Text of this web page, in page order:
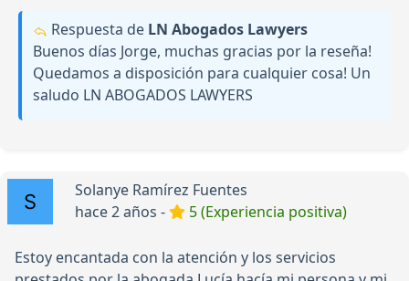
Respuesta de LN Abogados Lawyers
Buenos días Jorge, muchas gracias por la reseña!
Quedamos a disposición para cualquier cosa! Un
saludo LN ABOGADOS LAWYERS
Solanye Ramírez Fuentes
hace 2 años -
5 (Experiencia positiva)
Estoy encantada con la atención y los servicios